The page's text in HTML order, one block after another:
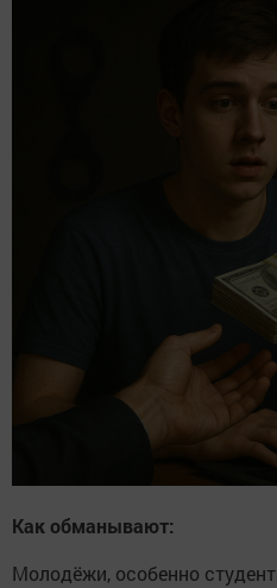
Как обманывают:
Молодёжи, особенно